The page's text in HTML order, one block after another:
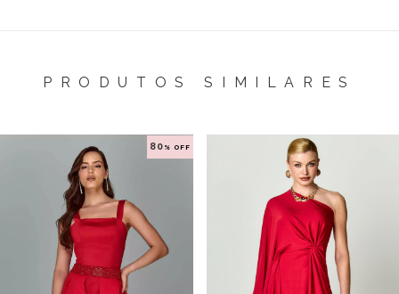
PRODUTOS SIMILARES
80 % OFF